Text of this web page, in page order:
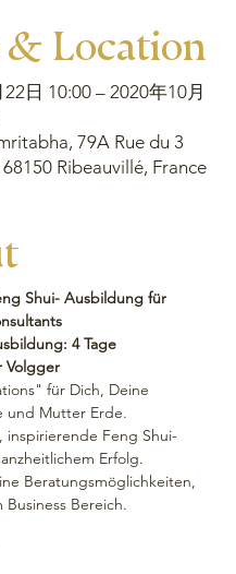
& Location
日 10:00 – 2020年10月
79A Rue du 3
Ribeauvillé, France
Shui- Ausbildung für
4 Tage
Volgger
für Dich, Deine
und Mutter Erde.
inspirierende Feng Shui-
Erfolg.
Beratungsmöglichkeiten,
Business Bereich.